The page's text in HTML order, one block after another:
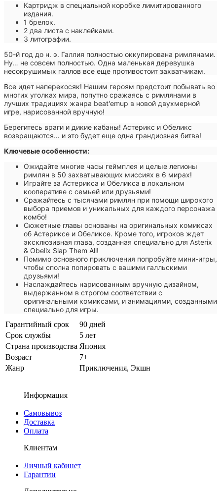
Картридж в специальной коробке лимитированного
издания.
1 брелок.
2 два листа с наклейками.
3 литографии.
50-й год до н. э. Галлия полностью оккупирована римлянами.
Ну… не совсем полностью. Одна маленькая деревушка
несокрушимых галлов все еще противостоит захватчикам.
Все идет наперекосяк! Нашим героям предстоит побывать во
многих уголках мира, попутно сражаясь с римлянами в
лучших традициях жанра beat'emup в новой двухмерной
игре, нарисованной вручную!
Берегитесь враги и дикие кабаны! Астерикс и Обеликс
возвращаются… и это будет еще одна грандиозная битва!
Ключевые особенности:
Ожидайте многие часы геймплея и целые легионы
римлян в 50 захватывающих миссиях в 6 мирах!
Играйте за Астерикса и Обеликса в локальном
кооперативе с семьей или друзьями!
Сражайтесь с тысячами римлян при помощи широкого
выбора приемов и уникальных для каждого персонажа
комбо!
Сюжетные главы основаны на оригинальных комиксах
об Астериксе и Обеликсе. Кроме того, игроков ждет
эксклюзивная глава, созданная специально для Asterix
& Obelix Slap Them All!
Помимо основного приключения попробуйте мини-игры,
чтобы сполна попировать с вашими галльскими
друзьями!
Наслаждайтесь нарисованным вручную дизайном,
выдержанном в строгом соответствии с
оригинальными комиксами, и анимациями, созданными
специально для игры.
Гарантийный срок
90 дней
Срок службы
5 лет
Страна производства Япония
Возраст
7+
Жанр
Приключения, Экшн
Информация
Самовывоз
Доставка
Оплата
Клиентам
Личный кабинет
Гарантии